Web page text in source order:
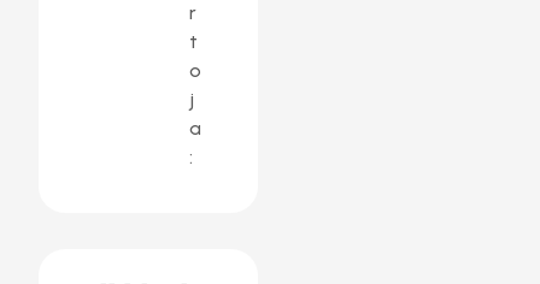
r
t
o
j
a
: